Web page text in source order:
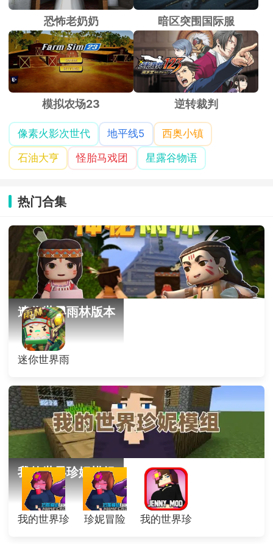
恐怖老奶奶 暗区突围国际服
模拟农场23 逆转裁判
像素火影次世代 地平线5
西奥小镇
石油大亨
怪胎马戏团 星露谷物语
热门合集
迷你世界雨林版本
迷你世界雨
我的世界珍妮模组
我的世界珍
珍妮冒险
我的世界珍